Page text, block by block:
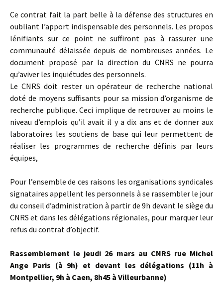
Ce contrat fait la part belle à la défense des structures en
oubliant l’apport indispensable des personnels. Les propos
lénifiants sur ce point ne suffiront pas à rassurer une
communauté délaissée depuis de nombreuses années. Le
document proposé par la direction du CNRS ne pourra
qu’aviver les inquiétudes des personnels.
Le CNRS doit rester un opérateur de recherche national
doté de moyens suffisants pour sa mission d’organisme de
recherche publique. Ceci implique de retrouver au moins le
niveau d’emplois qu’il avait il y a dix ans et de donner aux
laboratoires les soutiens de base qui leur permettent de
réaliser les programmes de recherche définis par leurs
équipes,
Pour l’ensemble de ces raisons les organisations syndicales
signataires appellent les personnels à se rassembler le jour
du conseil d’administration à partir de 9h devant le siège du
CNRS et dans les délégations régionales, pour marquer leur
refus du contrat d’objectif.
Rassemblement le jeudi 26 mars au CNRS rue Michel
Ange Paris (à 9h) et devant les délégations (11h à
Montpellier, 9h à Caen, 8h45 à Villeurbanne)